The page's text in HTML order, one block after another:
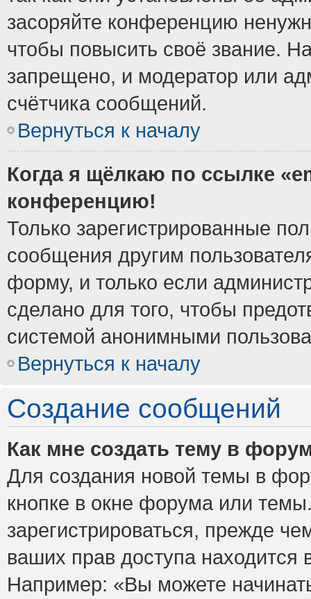
засоряйте конференцию
чтобы повысить своё звание.
запрещено, и модератор или
счётчика сообщений.
Вернуться к началу
Когда я щёлкаю по ссылке
конференцию!
Только зарегистрированные
сообщения другим
форму, и только если
сделано для того, чтобы
системой анонимными
Вернуться к началу
Создание сообщений
Как мне создать тему в
Для создания новой темы в
кнопке в окне форума или
зарегистрироваться, прежде
ваших прав доступа
Например: «Вы можете